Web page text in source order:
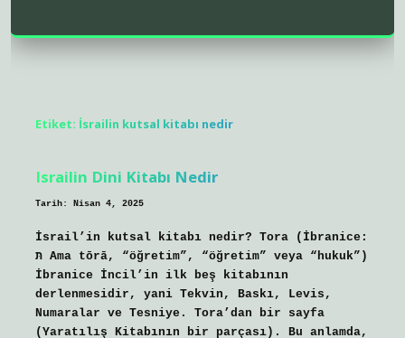
Etiket: İsrailin kutsal kitabı nedir
Israilin Dini Kitabı Nedir
Tarih: Nisan 4, 2025
İsrail’in kutsal kitabı nedir? Tora (İbranice:
תּ Ama tōrā, “öğretim”, “öğretim” veya “hukuk”)
İbranice İncil’in ilk beş kitabının
derlenmesidir, yani Tekvin, Baskı, Levis,
Numaralar ve Tesniye. Tora’dan bir sayfa
(Yaratılış Kitabının bir parçası). Bu anlamda,